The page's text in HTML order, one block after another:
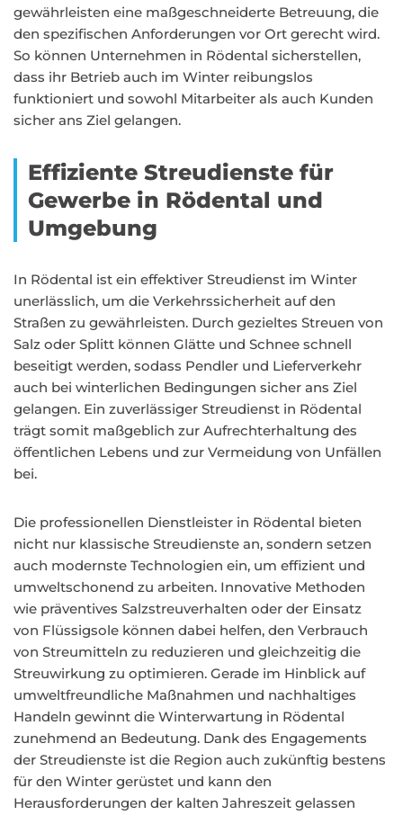
gewährleisten eine maßgeschneiderte Betreuung, die
den spezifischen Anforderungen vor Ort gerecht wird.
So können Unternehmen in Rödental sicherstellen,
dass ihr Betrieb auch im Winter reibungslos
funktioniert und sowohl Mitarbeiter als auch Kunden
sicher ans Ziel gelangen.
Effiziente Streudienste für
Gewerbe in Rödental und
Umgebung
In Rödental ist ein effektiver Streudienst im Winter
unerlässlich, um die Verkehrssicherheit auf den
Straßen zu gewährleisten. Durch gezieltes Streuen von
Salz oder Splitt können Glätte und Schnee schnell
beseitigt werden, sodass Pendler und Lieferverkehr
auch bei winterlichen Bedingungen sicher ans Ziel
gelangen. Ein zuverlässiger Streudienst in Rödental
trägt somit maßgeblich zur Aufrechterhaltung des
öffentlichen Lebens und zur Vermeidung von Unfällen
bei.
Die professionellen Dienstleister in Rödental bieten
nicht nur klassische Streudienste an, sondern setzen
auch modernste Technologien ein, um effizient und
umweltschonend zu arbeiten. Innovative Methoden
wie präventives Salzstreuverhalten oder der Einsatz
von Flüssigsole können dabei helfen, den Verbrauch
von Streumitteln zu reduzieren und gleichzeitig die
Streuwirkung zu optimieren. Gerade im Hinblick auf
umweltfreundliche Maßnahmen und nachhaltiges
Handeln gewinnt die Winterwartung in Rödental
zunehmend an Bedeutung. Dank des Engagements
der Streudienste ist die Region auch zukünftig bestens
für den Winter gerüstet und kann den
Herausforderungen der kalten Jahreszeit gelassen